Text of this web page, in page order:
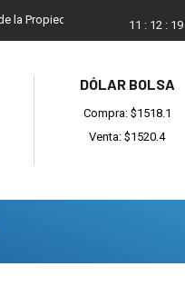
la Propiedad Privada 11 : 12 : 20
DÓLAR BOLSA
Compra: $1518.1
Venta: $1520.4